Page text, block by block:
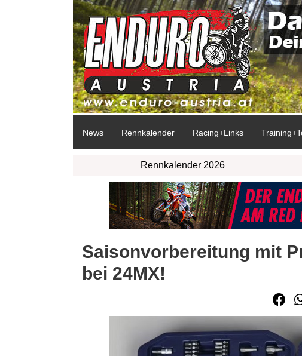
News Rennkalender Racing+Links
Rennkalender 2026
Saisonvorbereitung mit
bei 24MX!